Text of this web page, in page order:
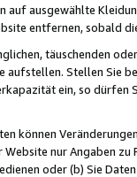
auf ausgewählte
entfernen, sobald
täuschenden
aufstellen. Stellen Sie
ein, so dürfen
können
nur Angaben
oder (b) Sie